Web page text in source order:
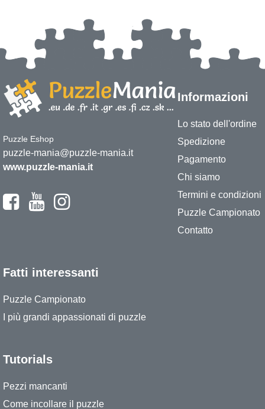
Puzzle Eshop
puzzle-mania@puzzle-mania.it
www.puzzle-mania.it
Informazioni
Lo stato dell'ordine
Spedizione
Pagamento
Chi siamo
Termini e condizioni
Puzzle Campionato
Contatto
Fatti interessanti
Puzzle Campionato
I più grandi appassionati di puzzle
Tutorials
Pezzi mancanti
Come incollare il puzzle